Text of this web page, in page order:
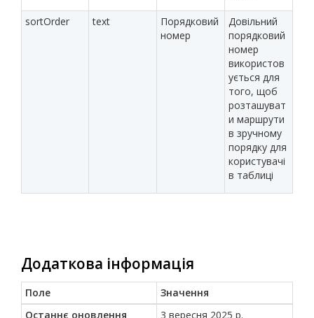
sortOrder text
Порядковий
номер
Довільний
порядковий
номер
використов
ується для
того, щоб
розташуват
и маршрути
в зручному
порядку для
користувачі
в таблиці
Додаткова інформація
Поле
Значення
Останнє оновлення
3 вересня 2025 р.